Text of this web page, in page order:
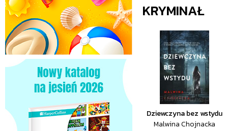
KRYMINAŁ
Dziewczyna bez wstydu
Malwina Chojnacka